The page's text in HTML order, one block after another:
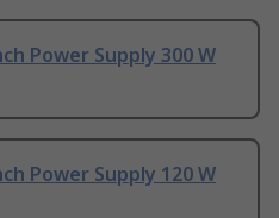
Power Supply 300 W
Power Supply 120 W